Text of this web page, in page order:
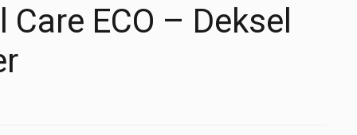
ECO – Deksel